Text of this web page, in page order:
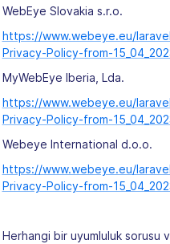
WebEye Slovakia s.r.o.
https://www.webeye.eu/
Privacy-Policy-from-
MyWebEye Iberia, Lda.
https://www.webeye.eu/
Privacy-Policy-from-
Webeye International d.o.o.
https://www.webeye.eu/
Privacy-Policy-from-
Herhangi bir uyumluluk sorusu